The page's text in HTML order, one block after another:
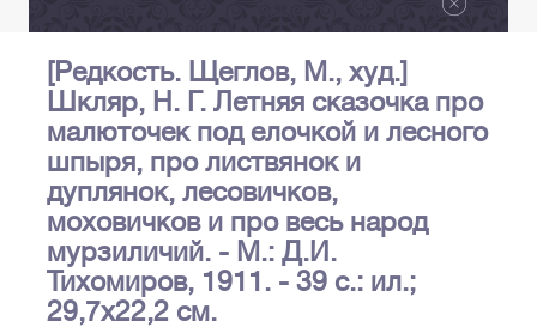
[Редкость. Щеглов, М., худ.]
Шкляр, Н. Г. Летняя сказочка про
малюточек под елочкой и лесного
шпыря, про листвянок и
дуплянок, лесовичков,
моховичков и про весь народ
мурзиличий. - М.: Д.И.
Тихомиров, 1911. - 39 с.: ил.;
29,7х22,2 см.